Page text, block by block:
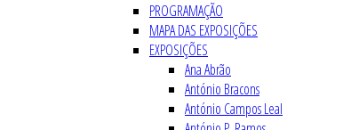
PROGRAMAÇÃO
MAPA DAS EXPOSIÇÕES
EXPOSIÇÕES
Ana Abrão
António Bracons
António Campos Leal